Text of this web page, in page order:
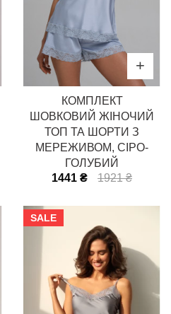
КОМПЛЕКТ
ШОВКОВИЙ ЖІНОЧИЙ
ТОП ТА ШОРТИ З
МЕРЕЖИВОМ, СІРО-
ГОЛУБИЙ
1441 ₴
1921 ₴
SALE